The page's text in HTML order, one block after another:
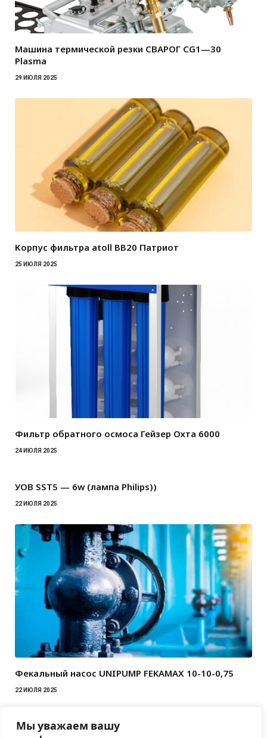
Мы уважаем вашу
Машина термической резки СВАРОГ CG1—30
Plasma
29 ИЮЛЯ 2025
Корпус фильтра atoll BB20 Патриот
25 ИЮЛЯ 2025
Фильтр обратного осмоса Гейзер Охта 6000
24 ИЮЛЯ 2025
УОВ SST5 — 6w (лампа Philips))
22 ИЮЛЯ 2025
Фекальный насос UNIPUMP FEKAMAX 10-10-0,75
22 ИЮЛЯ 2025